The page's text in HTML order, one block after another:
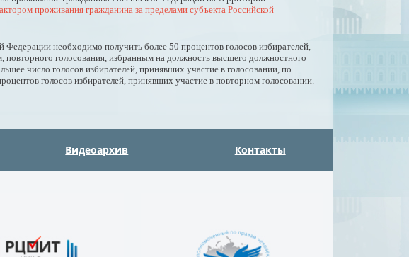
проживания гражданина за пределами субъекта Российской
необходимо получить более 50 процентов голосов избирателей,
голосования, избранным на должность высшего должностного
число голосов избирателей, принявших участие в голосовании, по
голосов избирателей, принявших участие в повторном голосовании.
Видеоархив Контакты